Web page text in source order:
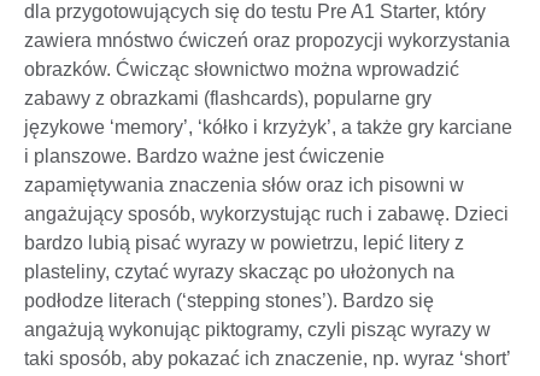
dla przygotowujących się do testu Pre A1 Starter, który
zawiera mnóstwo ćwiczeń oraz propozycji wykorzystania
obrazków. Ćwicząc słownictwo można wprowadzić
zabawy z obrazkami (flashcards), popularne gry
językowe ‘memory’, ‘kółko i krzyżyk’, a także gry karciane
i planszowe. Bardzo ważne jest ćwiczenie
zapamiętywania znaczenia słów oraz ich pisowni w
angażujący sposób, wykorzystując ruch i zabawę. Dzieci
bardzo lubią pisać wyrazy w powietrzu, lepić litery z
plasteliny, czytać wyrazy skacząc po ułożonych na
podłodze literach (‘stepping stones’). Bardzo się
angażują wykonując piktogramy, czyli pisząc wyrazy w
taki sposób, aby pokazać ich znaczenie, np. wyraz ‘short’